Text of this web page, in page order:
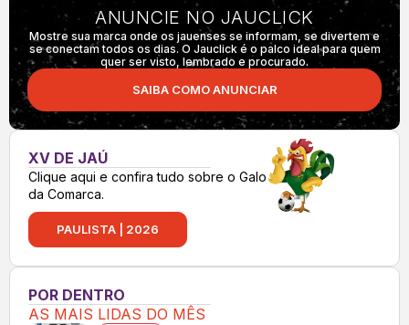
ANUNCIE NO JAUCLICK
Mostre sua marca onde os jauenses se informam, se divertem e
se conectam todos os dias. O Jauclick é o palco ideal para quem
quer ser visto, lembrado e procurado.
SAIBA COMO ANUNCIAR
XV DE JAÚ
Clique aqui e confira tudo sobre o Galo
da Comarca.
PAULISTA | 2026
POR DENTRO
AS MAIS LIDAS DO MÊS